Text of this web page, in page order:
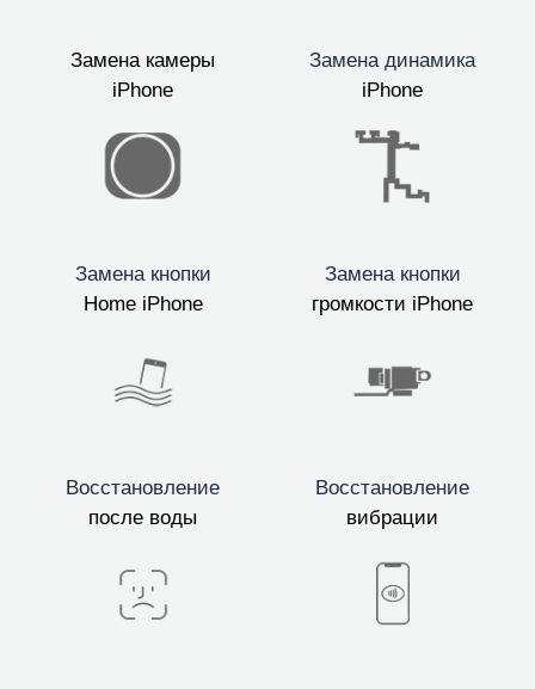
Замена камеры
iPhone
Замена динамика
iPhone
Замена кнопки
Home iPhone
Замена кнопки
громкости iPhone
Восстановление
после воды
Восстановление
вибрации